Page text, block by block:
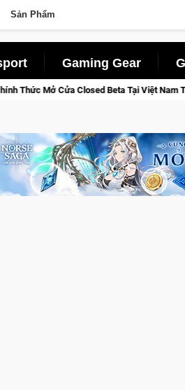
Sản Phẩm
Gaming Gear
Tại Việt Nam Từ 04 – 11/08/2026